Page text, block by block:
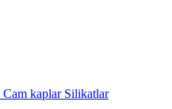
Cam kaplar Silikatlar